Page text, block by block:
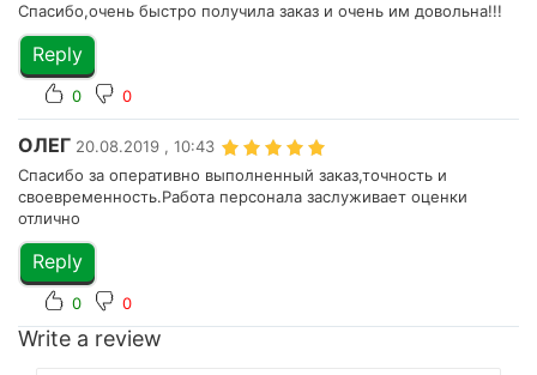
Спасибо,очень быстро получила заказ и очень им довольна!!!
Reply
0 0
ОЛЕГ 20.08.2019 , 10:43
Спасибо за оперативно выполненный заказ,точность и
своевременность.Работа персонала заслуживает оценки
отлично
Reply
0 0
Write a review